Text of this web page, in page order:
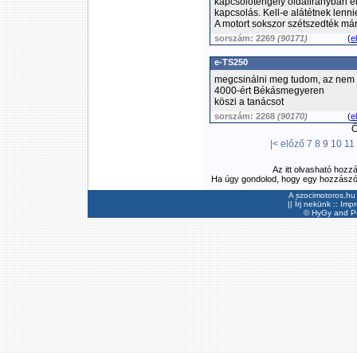
kapcsolás. Kell-e alátétnek
A motort sokszor szétszedték
sorszám: 2269 (90171) (
e-TS250
megcsinálni meg tudom, az
4000-ért Békásmegyeren
köszi a tanácsot
sorszám: 2268 (90170) (
|< előző 7 8 9 10 11
Az itt olvasható
Ha úgy gondolod, hogy egy
A
|| Írj nekünk ::
©HyGyand